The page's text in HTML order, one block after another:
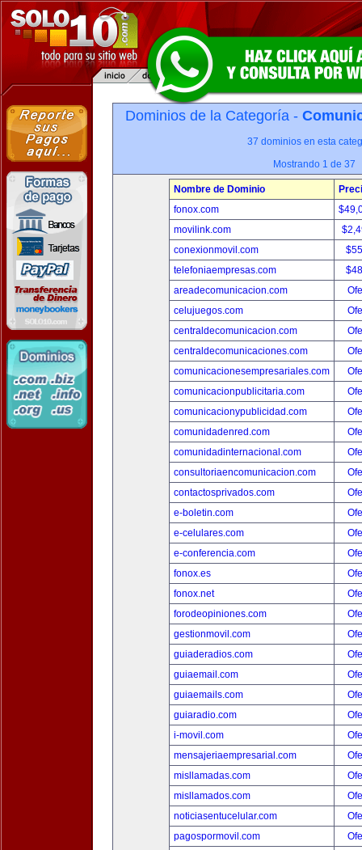
Dominios de la Categoría -
37 dominios en esta
Mostrando 1 de 37
Nombre de Dominio
fonox.com
movilink.com
conexionmovil.com
telefoniaempresas.com
areadecomunicacion.com
celujuegos.com
centraldecomunicacion.com
centraldecomunicaciones.com
comunicacionesempresariales.com
comunicacionpublicitaria.com
comunicacionypublicidad.com
comunidadenred.com
comunidadinternacional.com
consultoriaencomunicacion.com
contactosprivados.com
e-boletin.com
e-celulares.com
e-conferencia.com
fonox.es
fonox.net
forodeopiniones.com
gestionmovil.com
guiaderadios.com
guiaemail.com
guiaemails.com
guiaradio.com
i-movil.com
mensajeriaempresarial.com
misllamadas.com
misllamados.com
noticiasentucelular.com
pagospormovil.com